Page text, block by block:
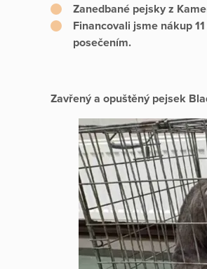
Zanedbané pejsky z
Financovali jsme nákup
posečením.
Zavřený a opuštěný pejsek